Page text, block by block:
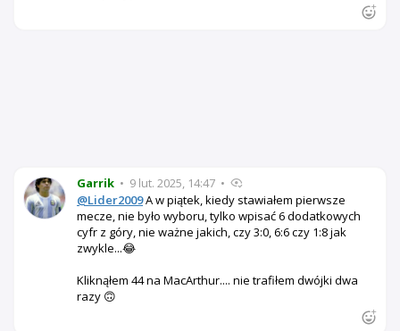
Garrik • 9 lut. 2025, 14:47 •
@Lider2009A w piątek, kiedy stawiałem pierwsze
mecze, nie było wyboru, tylko wpisać 6 dodatkowych
cyfr z góry, nie ważne jakich, czy 3:0, 6:6 czy 1:8 jak
zwykle...😂
Kliknąłem 44 na MacArthur.... nie trafiłem dwójki dwa
razy 🙃